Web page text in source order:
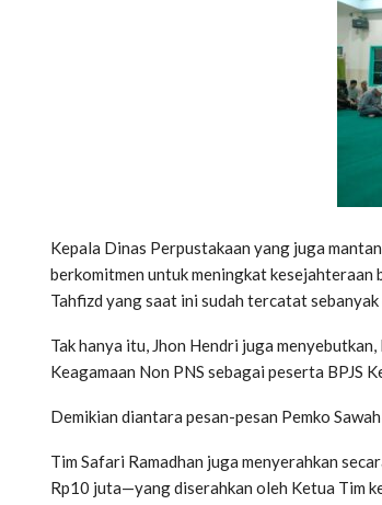
Kepala Dinas Perpustakaan yang juga
berkomitmen untuk meningkat kesejahteraan
Tahfizd yang saat ini sudah tercatat
Tak hanya itu, Jhon Hendri juga
Keagamaan Non PNS sebagai peserta BPJS
Demikian diantara pesan-pesan Pemko
Tim Safari Ramadhan juga menyerahkan
Rp10 juta—yang diserahkan oleh Ketua Tim